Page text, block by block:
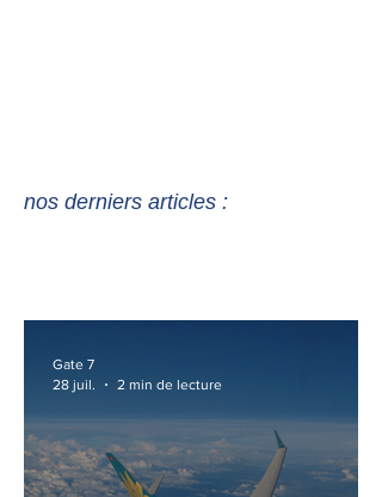
nos derniers articles :
Gate 7
28 juil.
2 min de lecture